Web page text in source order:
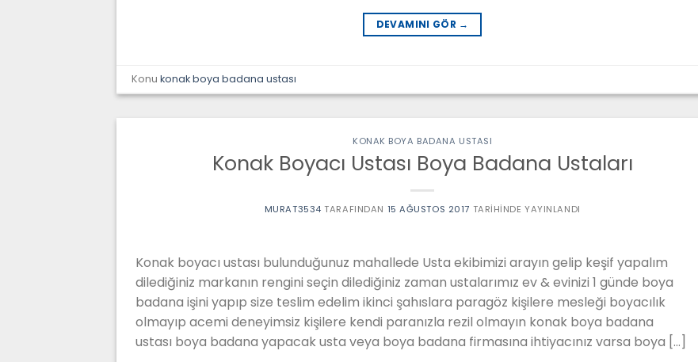
DEVAMINI GÖR →
Konukonak boya badana ustası
KONAK BOYA BADANA USTASI
Konak Boyacı Ustası Boya Badana Ustaları
MURAT3534 TARAFINDAN 15 AĞUSTOS 2017 TARIHINDE YAYINLANDI
Konak boyacı ustası bulunduğunuz mahallede Usta ekibimizi arayın gelip keşif yapalım
dilediğiniz markanın rengini seçin dilediğiniz zaman ustalarımız ev & evinizi 1 günde boya
badana işini yapıp size teslim edelim ikinci şahıslara paragöz kişilere mesleği boyacılık
olmayıp acemi deneyimsiz kişilere kendi paranızla rezil olmayın konak boya badana
ustası boya badana yapacak usta veya boya badana firmasına ihtiyacınız varsa boya […]